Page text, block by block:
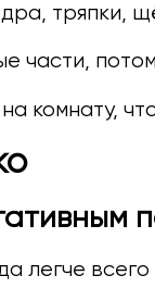
тряпки,
части,